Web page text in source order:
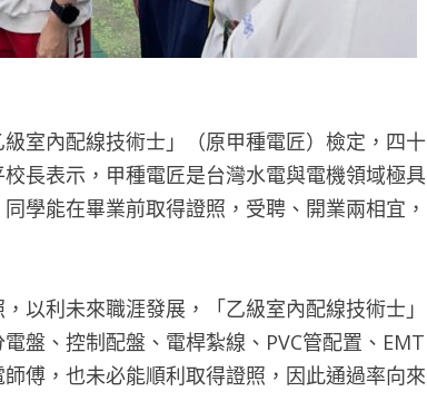
室內配線技術士」（原甲種電匠）檢定，四十
長表示，甲種電匠是台灣水電與電機領域極具
學能在畢業前取得證照，受聘、開業兩相宜，
以利未來職涯發展，「乙級室內配線技術士」
盤、控制配盤、電桿紮線、PVC管配置、EMT
傅，也未必能順利取得證照，因此通過率向來